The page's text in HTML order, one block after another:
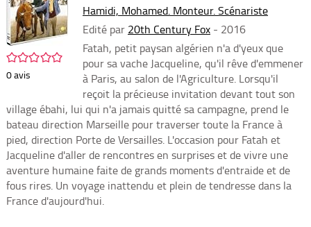
/5
0avis
Hamidi, Mohamed. Monteur. Scénariste
Edité par 20th Century Fox - 2016
Fatah, petit paysan algérien n'a d'yeux que
pour sa vache Jacqueline, qu'il rêve d'emmener
à Paris, au salon de l'Agriculture. Lorsqu'il
reçoit la précieuse invitation devant tout son
village ébahi, lui qui n'a jamais quitté sa campagne, prend le
bateau direction Marseille pour traverser toute la France à
pied, direction Porte de Versailles. L'occasion pour Fatah et
Jacqueline d'aller de rencontres en surprises et de vivre une
aventure humaine faite de grands moments d'entraide et de
fous rires. Un voyage inattendu et plein de tendresse dans la
France d'aujourd'hui.